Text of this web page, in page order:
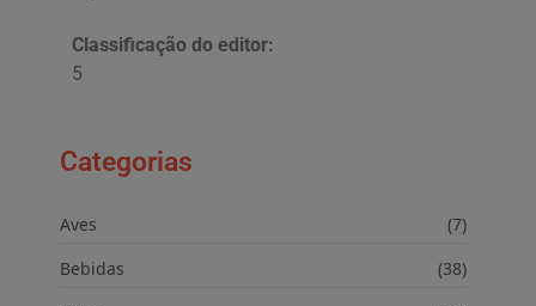
Classificação do editor:
5
Categorias
Aves
(7)
Bebidas
(38)